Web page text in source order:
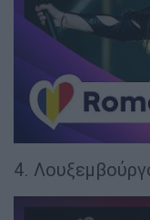
4.